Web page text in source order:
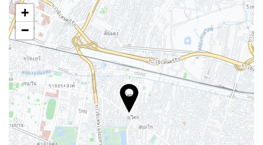
СПА-салон
Турецкая баня
Сауна
Фитнес-центр
Бассейн
Бассейн
Детский бассейн
+
−